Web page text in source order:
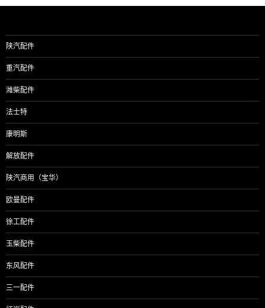
陕汽配件
重汽配件
潍柴配件
法士特
康明斯
解放配件
陕汽商用（宝华）
欧曼配件
徐工配件
玉柴配件
东风配件
三一配件